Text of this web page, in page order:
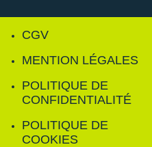
CGV
MENTION LÉGALES
POLITIQUE DE
CONFIDENTIALITÉ
POLITIQUE DE
COOKIES